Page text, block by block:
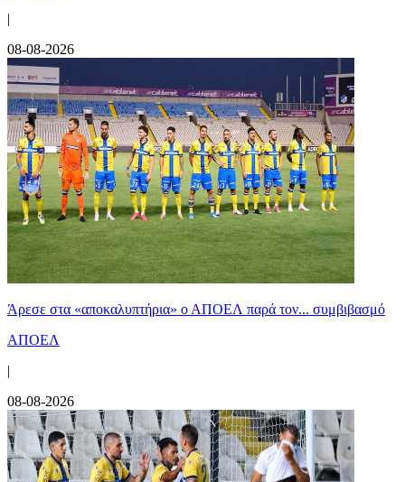
|
08-08-2026
Άρεσε στα «αποκαλυπτήρια» ο ΑΠΟΕΛ παρά τον... συμβιβασμό
ΑΠΟΕΛ
|
08-08-2026